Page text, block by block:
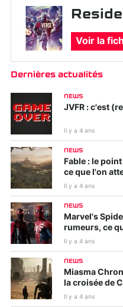
Voir la
Dernières actualités
NEWS
JVFR : c'est
Il y a 4 ans
NEWS
Fable : le
ce que l'on
Il y a 4 ans
NEWS
Marvel's
rumeurs, ce
Il y a 4 ans
NEWS
Miasma
la croisée de
Il y a 4 ans